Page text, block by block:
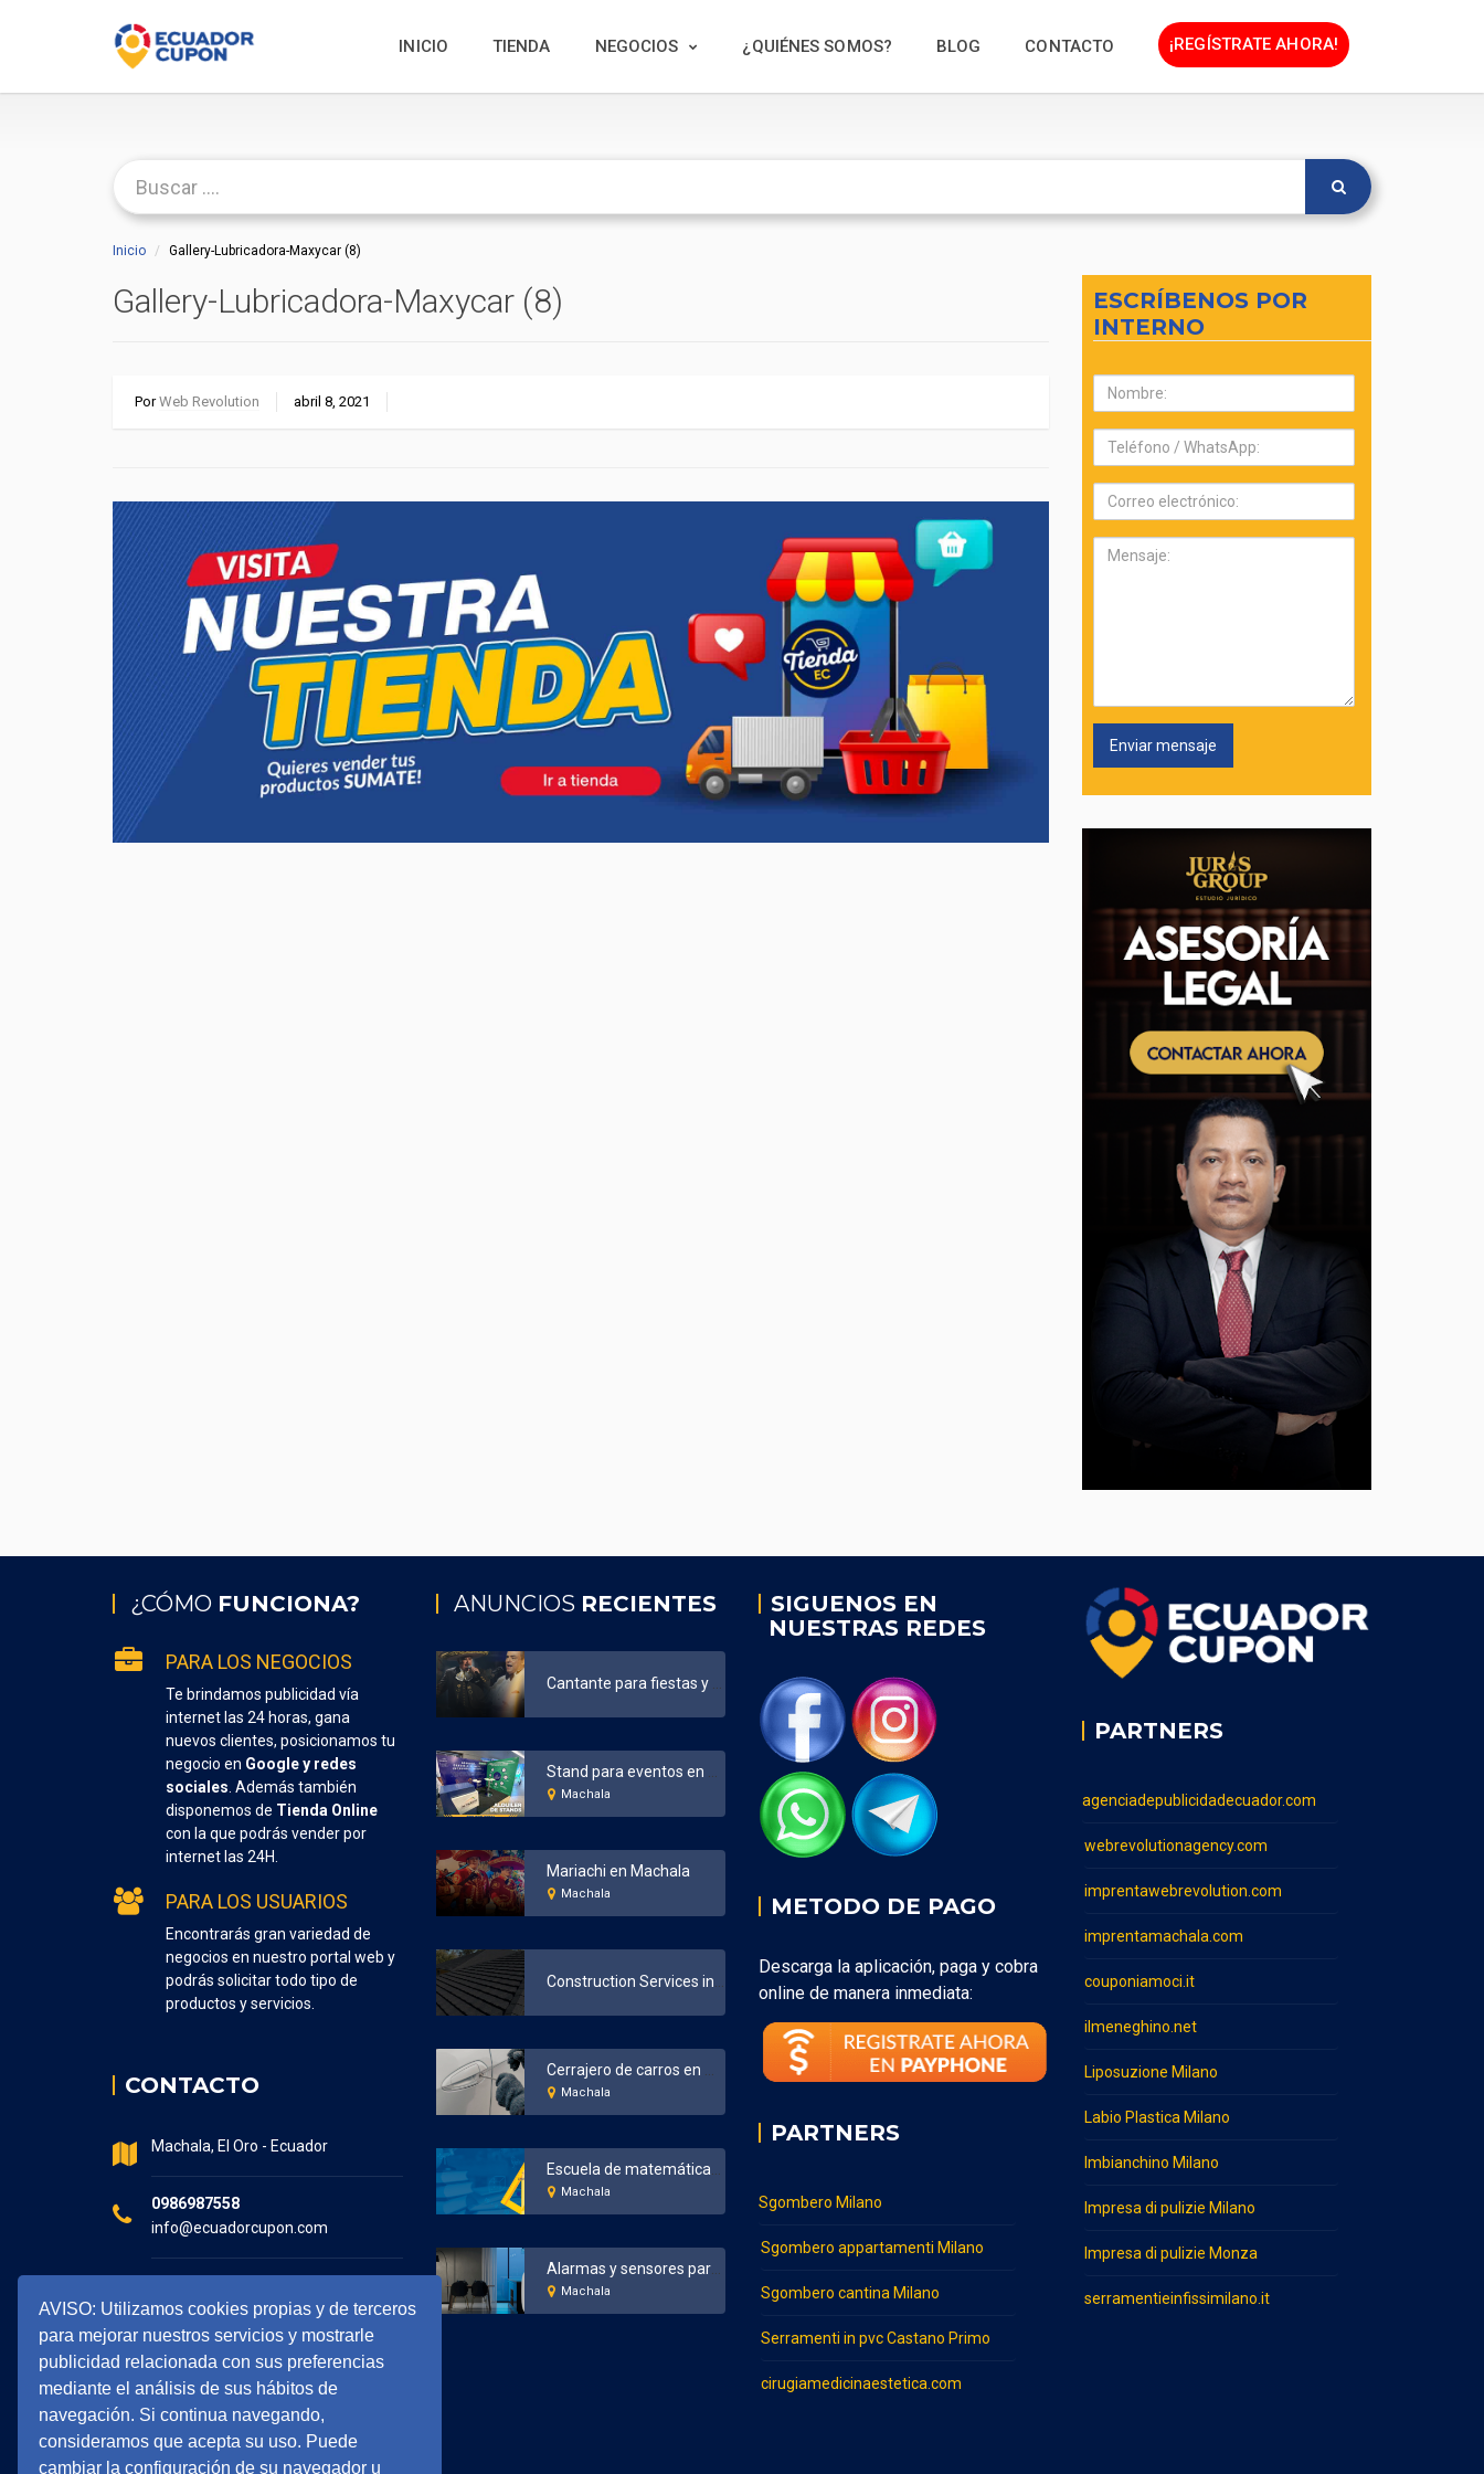
AVISO: Utilizamos cookies propias y de terceros
para mejorar nuestros servicios y mostrarle
publicidad relacionada con sus preferencias
mediante el análisis de sus hábitos de
navegación. Si continua navegando,
consideramos que acepta su uso. Puede
cambiar la configuración de su navegador u
INICIO TIENDA NEGOCIOS ¿QUIÉNES SOMOS? BLOG CONTACTO ¡REGÍSTRATE AHORA!
Inicio Gallery-Lubricadora-Maxycar (8)
Gallery-Lubricadora-Maxycar (8)
PorWeb Revolution abril 8, 2021
ESCRÍBENOS POR
INTERNO
Nombre:
Teléfono:
Correo
electrónico:
Mensaje:
¿CÓMO FUNCIONA?
PARA LOS NEGOCIOS
Te brindamos publicidad vía
internet las 24 horas, gana
nuevos clientes, posicionamos tu
negocio en Google y redes
sociales . Además también
disponemos de Tienda Online
con la que podrás vender por
internet las 24H.
PARA LOS USUARIOS
Encontrarás gran variedad de
negocios en nuestro portal web y
podrás solicitar todo tipo de
productos y servicios.
CONTACTO
Machala, El Oro - Ecuador
0986987558
info@ecuadorcupon.com
7:30 - 17:00
ANUNCIOS RECIENTES
Machala
Mariachi en Machala
Machala
Machala
Machala
Alarmas y sensores para el hogar y negocios en Machala
Machala
SIGUENOS EN
NUESTRAS REDES
METODO DE PAGO
Descarga la aplicación, paga y cobra
online de manera inmediata:
PARTNERS
Sgombero Milano
Sgombero appartamenti Milano
Sgombero cantina Milano
Serramenti in pvc Castano Primo
cirugiamedicinaestetica.com
PARTNERS
agenciadepublicidadecuador.com
webrevolutionagency.com
imprentawebrevolution.com
imprentamachala.com
couponiamoci.it
ilmeneghino.net
Liposuzione Milano
Labio Plastica Milano
Imbianchino Milano
Impresa di pulizie Milano
Impresa di pulizie Monza
serramentieinfissimilano.it